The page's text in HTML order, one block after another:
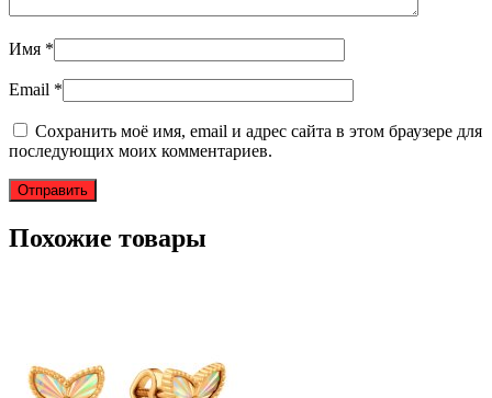
Имя *
Email *
Сохранить моё имя, email и адрес сайта в этом браузере для
последующих моих комментариев.
Похожие товары